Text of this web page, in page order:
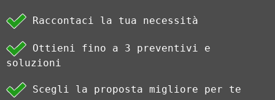
Raccontaci la tua necessità
Ottieni fino a 3 preventivi e
soluzioni
Scegli la proposta migliore per te